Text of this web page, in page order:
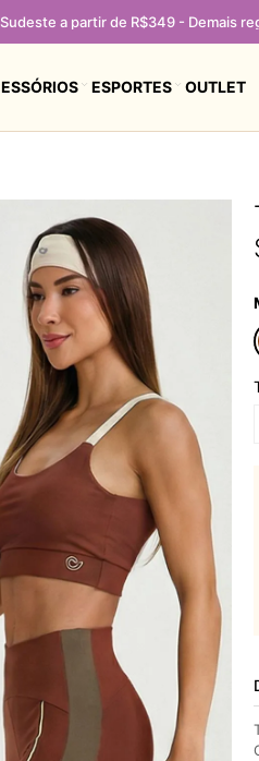
Sudeste a partir de R$349 - Demais
ESPORTES OUTLET